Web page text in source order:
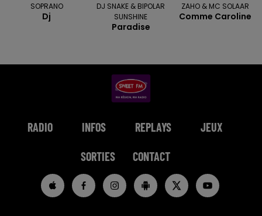
SOPRANO
Dj
DJ SNAKE & BIPOLAR
SUNSHINE
Paradise
ZAHO & MC SOLAAR
Comme Caroline
RADIO INFOS REPLAYS JEUX
SORTIES CONTACT